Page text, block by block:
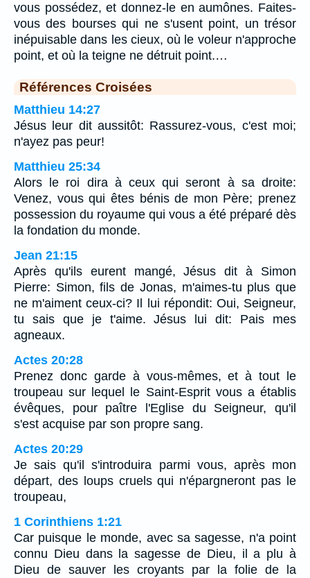
vous possédez, et donnez-le en aumônes. Faites-
vous des bourses qui ne s'usent point, un trésor
inépuisable dans les cieux, où le voleur n'approche
point, et où la teigne ne détruit point.…
Références Croisées
Matthieu 14:27
Jésus leur dit aussitôt: Rassurez-vous, c'est moi;
n'ayez pas peur!
Matthieu 25:34
Alors le roi dira à ceux qui seront à sa droite:
Venez, vous qui êtes bénis de mon Père; prenez
possession du royaume qui vous a été préparé dès
la fondation du monde.
Jean 21:15
Après qu'ils eurent mangé, Jésus dit à Simon
Pierre: Simon, fils de Jonas, m'aimes-tu plus que
ne m'aiment ceux-ci? Il lui répondit: Oui, Seigneur,
tu sais que je t'aime. Jésus lui dit: Pais mes
agneaux.
Actes 20:28
Prenez donc garde à vous-mêmes, et à tout le
troupeau sur lequel le Saint-Esprit vous a établis
évêques, pour paître l'Eglise du Seigneur, qu'il
s'est acquise par son propre sang.
Actes 20:29
Je sais qu'il s'introduira parmi vous, après mon
départ, des loups cruels qui n'épargneront pas le
troupeau,
1 Corinthiens 1:21
Car puisque le monde, avec sa sagesse, n'a point
connu Dieu dans la sagesse de Dieu, il a plu à
Dieu de sauver les croyants par la folie de la